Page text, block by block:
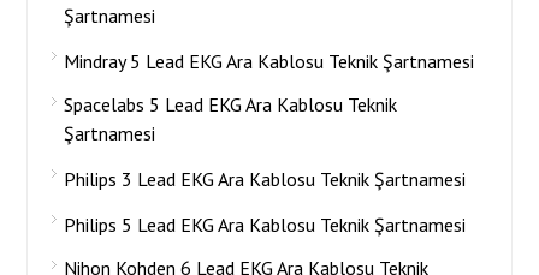
Şartnamesi
Mindray 5 Lead EKG Ara Kablosu Teknik Şartnamesi
Spacelabs 5 Lead EKG Ara Kablosu Teknik
Şartnamesi
Philips 3 Lead EKG Ara Kablosu Teknik Şartnamesi
Philips 5 Lead EKG Ara Kablosu Teknik Şartnamesi
Nihon Kohden 6 Lead EKG Ara Kablosu Teknik